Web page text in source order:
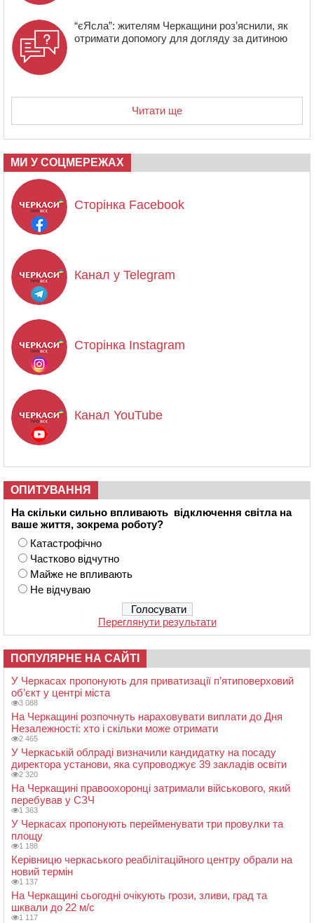
“єЯсла”: жителям Черкащини роз’яснили, як
отримати допомогу для догляду за дитиною
Читати ще
МИ У СОЦМЕРЕЖАХ
Сторінка Facebook
Канал у Telegram
Сторінка Instagram
Канал YouTube
ОПИТУВАННЯ
На скільки сильно впливають відключення світла на
ваше життя, зокрема роботу?
Катастрофічно
Частково відчутно
Майже не впливають
Не відчуваю
Переглянути результати
ПОПУЛЯРНЕ НА САЙТІ
У Черкасах пропонують для приватизації п’ятиповерховий
об’єкт у центрі міста
3 088
На Черкащині розпочнуть нараховувати виплати до Дня
Незалежності: хто і скільки може отримати
2 465
У Черкаській облраді визначили кандидатку на посаду
директора установи, яка супроводжує 39 закладів освіти
2 320
На Черкащині правоохоронці затримали військового, який
перебував у СЗЧ
1 363
У Черкасах пропонують перейменувати три провулки та
площу
1 188
Керівницю черкаського реабілітаційного центру обрали на
новий термін
1 137
На Черкащині сьогодні очікують грози, зливи, град та
шквали до 22 м/с
1 117